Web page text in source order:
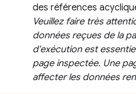
des références
Veuillez faire très
données reçues de la
d'exécution est
page inspectée. Une
affecter les données